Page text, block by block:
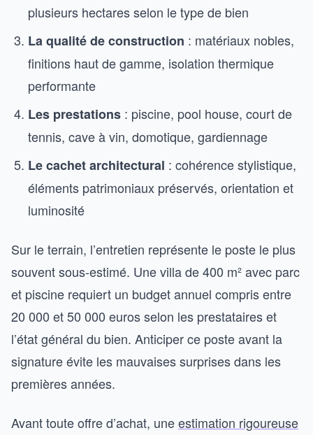
plusieurs hectares selon le type de bien
La qualité de construction : matériaux nobles,
finitions haut de gamme, isolation thermique
performante
Les prestations : piscine, pool house, court de
tennis, cave à vin, domotique, gardiennage
Le cachet architectural : cohérence stylistique,
éléments patrimoniaux préservés, orientation et
luminosité
Sur le terrain, l’entretien représente le poste le plus
souvent sous-estimé. Une villa de 400 m² avec parc
et piscine requiert un budget annuel compris entre
20 000 et 50 000 euros selon les prestataires et
l’état général du bien. Anticiper ce poste avant la
signature évite les mauvaises surprises dans les
premières années.
Avant toute offre d’achat, uneestimation rigoureuse